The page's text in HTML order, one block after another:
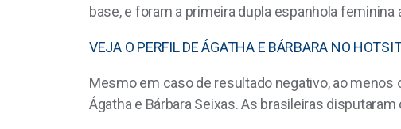
base, e foram a primeira dupla espanhola
VEJA O PERFIL DE ÁGATHA E BÁRBARA NO
Mesmo em caso de resultado negativo, ao
Ágatha e Bárbara Seixas. As brasileiras